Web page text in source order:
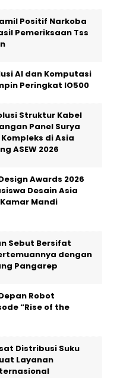
Positif Narkoba
Pemeriksaan Tss
AI dan Komputasi
Peringkat IO500
Struktur Kabel
Panel Surya
di Asia
ASEW 2026
Awards 2026
Desain Asia
Mandi
Sebut Bersifat
dengan
Pangarep
Robot
“Rise of the
Distribusi Suku
Layanan